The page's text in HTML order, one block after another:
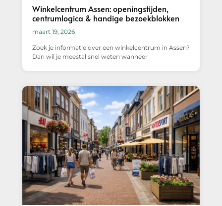
Winkelcentrum Assen: openingstijden,
centrumlogica & handige bezoekblokken
maart 19, 2026
Zoek je informatie over een winkelcentrum in Assen?
Dan wil je meestal snel weten wanneer